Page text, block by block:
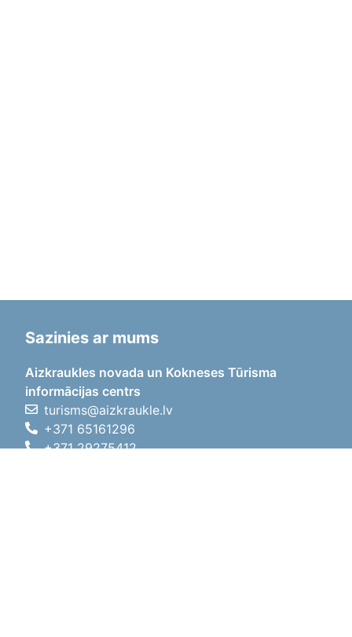
Sazinies ar mums
Aizkraukles novada un Kokneses Tūrisma
informācijas centrs
turisms@aizkraukle.lv
+371 65161296
+371 29275412